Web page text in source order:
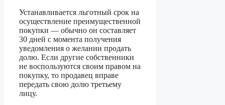
Устанавливается льготный срок на
осуществление преимущественной
покупки — обычно он составляет
30 дней с момента получения
уведомления о желании продать
долю. Если другие собственники
не воспользуются своим правом на
покупку, то продавец вправе
передать свою долю третьему
лицу.